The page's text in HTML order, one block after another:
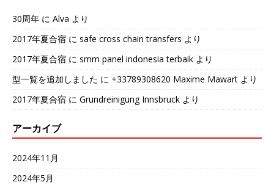
30周年 に Alva より
2017年夏合宿 に safe cross chain transfers より
2017年夏合宿 に smm panel indonesia terbaik より
型一覧を追加しました に +33789308620 Maxime Mawart より
2017年夏合宿 に Grundreinigung Innsbruck より
アーカイブ
2024年11月
2024年5月